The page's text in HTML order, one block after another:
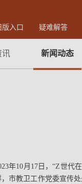
版入口 疑难解答
讯 新闻动态
年10月17日，“Z世代
，市教卫工作党委宣传